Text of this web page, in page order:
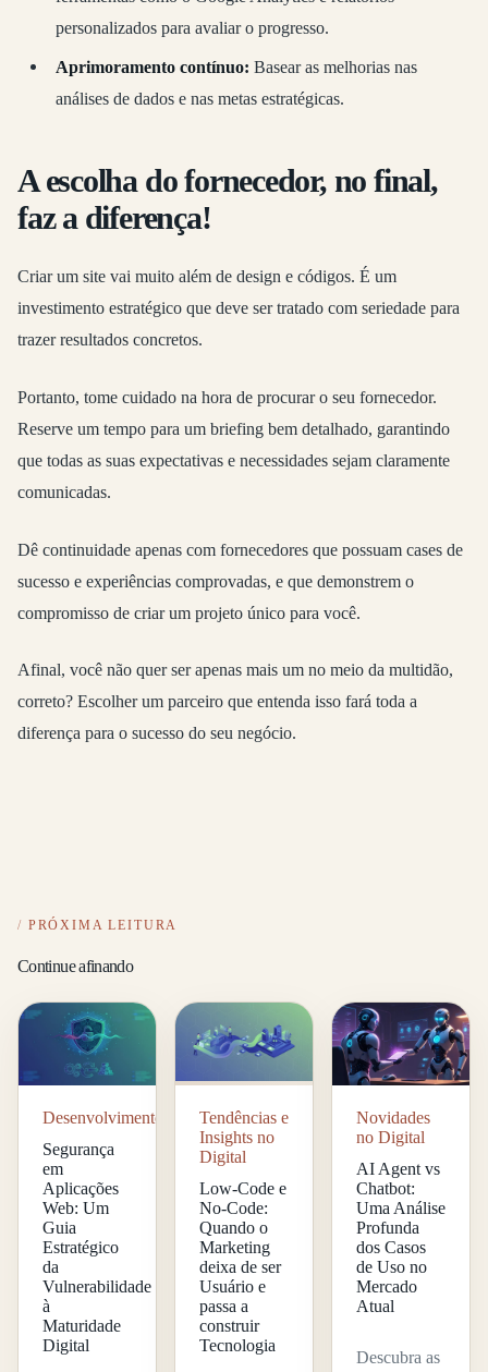
personalizados para avaliar o progresso.
Aprimoramento contínuo: Basear as melhorias nas
análises de dados e nas metas estratégicas.
A escolha do fornecedor, no final,
faz a diferença!
Criar um site vai muito além de design e códigos. É um
investimento estratégico que deve ser tratado com seriedade para
trazer resultados concretos.
Portanto, tome cuidado na hora de procurar o seu fornecedor.
Reserve um tempo para um briefing bem detalhado, garantindo
que todas as suas expectativas e necessidades sejam claramente
comunicadas.
Dê continuidade apenas com fornecedores que possuam cases de
sucesso e experiências comprovadas, e que demonstrem o
compromisso de criar um projeto único para você.
Afinal, você não quer ser apenas mais um no meio da multidão,
correto? Escolher um parceiro que entenda isso fará toda a
diferença para o sucesso do seu negócio.
PRÓXIMA LEITURA
Continue afinando
Desenvolvimento
Segurança
em
Aplicações
Web: Um
Guia
Estratégico
da
Vulnerabilidade
à
Maturidade
Digital
Tendências e
Insights no
Digital
Low-Code e
No-Code:
Quando o
Marketing
deixa de ser
Usuário e
passa a
construir
Tecnologia
Novidades
no Digital
AI Agent vs
Chatbot:
Uma Análise
Profunda
dos Casos
de Uso no
Mercado
Atual
Descubra as